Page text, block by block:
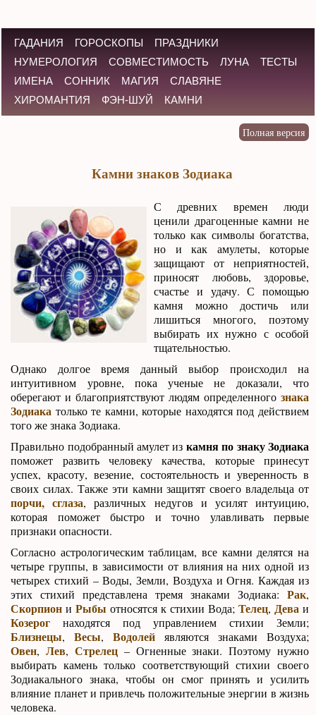
ГАДАНИЯ ГОРОСКОПЫ
ПРАЗДНИКИ
НУМЕРОЛОГИЯ
СОВМЕСТИМОСТЬ ЛУНА
ТЕСТЫ
ИМЕНА
СОННИК МАГИЯ
СЛАВЯНЕ
ХИРОМАНТИЯ
ФЭН-ШУЙ КАМНИ
Камни знаков Зодиака
С древних времен люди
ценили драгоценные камни не
только как символы богатства,
но и как амулеты, которые
защищают от неприятностей,
приносят любовь, здоровье,
счастье и удачу. С помощью
камня можно достичь или
лишиться многого, поэтому
выбирать их нужно с особой
тщательностью.
Однако долгое время данный выбор происходил на
интуитивном уровне, пока ученые не доказали, что
оберегают и благоприятствуют людям определенного знака
Зодиака только те камни, которые находятся под действием
того же знака Зодиака.
Правильно подобранный амулет из камня по знаку Зодиака
поможет развить человеку качества, которые принесут
успех, красоту, везение, состоятельность и уверенность в
своих силах. Также эти камни защитят своего владельца от
порчи, сглаза, различных недугов и усилят интуицию,
которая поможет быстро и точно улавливать первые
признаки опасности.
Согласно астрологическим таблицам, все камни делятся на
четыре группы, в зависимости от влияния на них одной из
четырех стихий – Воды, Земли, Воздуха и Огня. Каждая из
этих стихий представлена тремя знаками Зодиака: Рак,
Скорпион иРыбы относятся к стихии Вода;Телец, Дева и
Козерог находятся под управлением стихии Земли;
Близнецы,Весы,Водолей являются знаками Воздуха;
Овен,Лев, Стрелец– Огненные знаки. Поэтому нужно
выбирать камень только соответствующий стихии своего
Зодиакального знака, чтобы он смог принять и усилить
влияние планет и привлечь положительные энергии в жизнь
человека.